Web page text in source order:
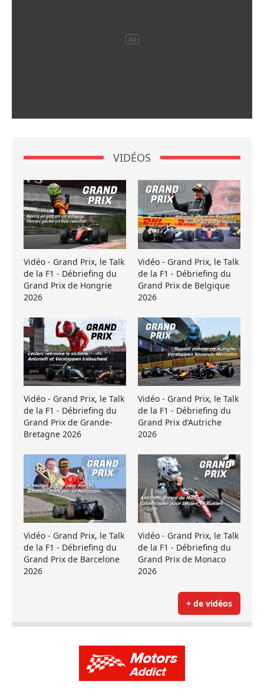
VIDÉOS
Vidéo - Grand Prix, le Talk
de la F1 - Débriefing du
Grand Prix de Hongrie
2026
Vidéo - Grand Prix, le Talk
de la F1 - Débriefing du
Grand Prix de Belgique
2026
Vidéo - Grand Prix, le Talk
de la F1 - Débriefing du
Grand Prix de Grande-
Bretagne 2026
Vidéo - Grand Prix, le Talk
de la F1 - Débriefing du
Grand Prix d’Autriche
2026
Vidéo - Grand Prix, le Talk
de la F1 - Débriefing du
Grand Prix de Barcelone
2026
Vidéo - Grand Prix, le Talk
de la F1 - Débriefing du
Grand Prix de Monaco
2026
+ de vidéos